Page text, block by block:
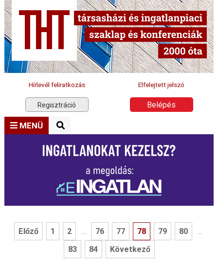
Hírlevél feliratkozás Elfelejtett jelszó
Regisztráció Belépés
MENÜ
Előző 1 2 ... 76 77 78 79 80 ...
83 84 Következő